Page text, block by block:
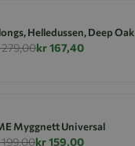
Helledussen, Deep Oak
kr 167,40
Myggnett Universal
kr 159,00